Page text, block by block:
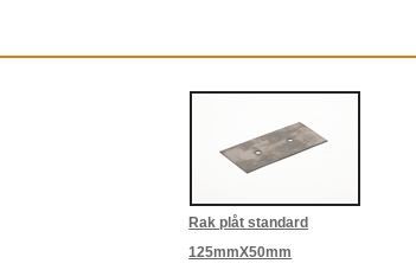
Rak plåt standard
125mmX50mm